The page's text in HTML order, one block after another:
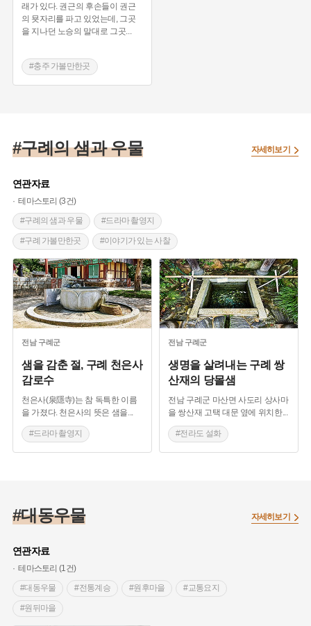
래가 있다. 권근의 후손들이 권근
의 묫자리를 파고 있었는데, 그곳
을 지나던 노승의 말대로 그곳
#충주 가볼만한곳
#충청북도 샘과 우물
#구례의 샘과 우물
연관자료
테마스토리 (3건)
#구례의 샘과 우물
#드라마 촬영지
#구례 가볼만한곳 #이야기가 있는 사찰
#전라도 설화
자세히보기
전남 구례군
샘을 감춘 절, 구례 천은사
감로수
천은사(泉隱寺)는 참 독특한 이름
을 가졌다. 천은사의 뜻은 샘을...
#드라마 촬영지
#구례의 샘과 우물
전남 구례군
생명을 살려내는 구례 쌍
산재의 당몰샘
전남 구례군 마산면 사도리 상사마
을 쌍산재 고택 대문 옆에 위치한...
#전라도 설화
#드라마 촬영지
#대동우물
연관자료
테마스토리 (1건)
#대동우물
#전통계승 #원후마을 #교통요지
#원뒤마을
자세히보기